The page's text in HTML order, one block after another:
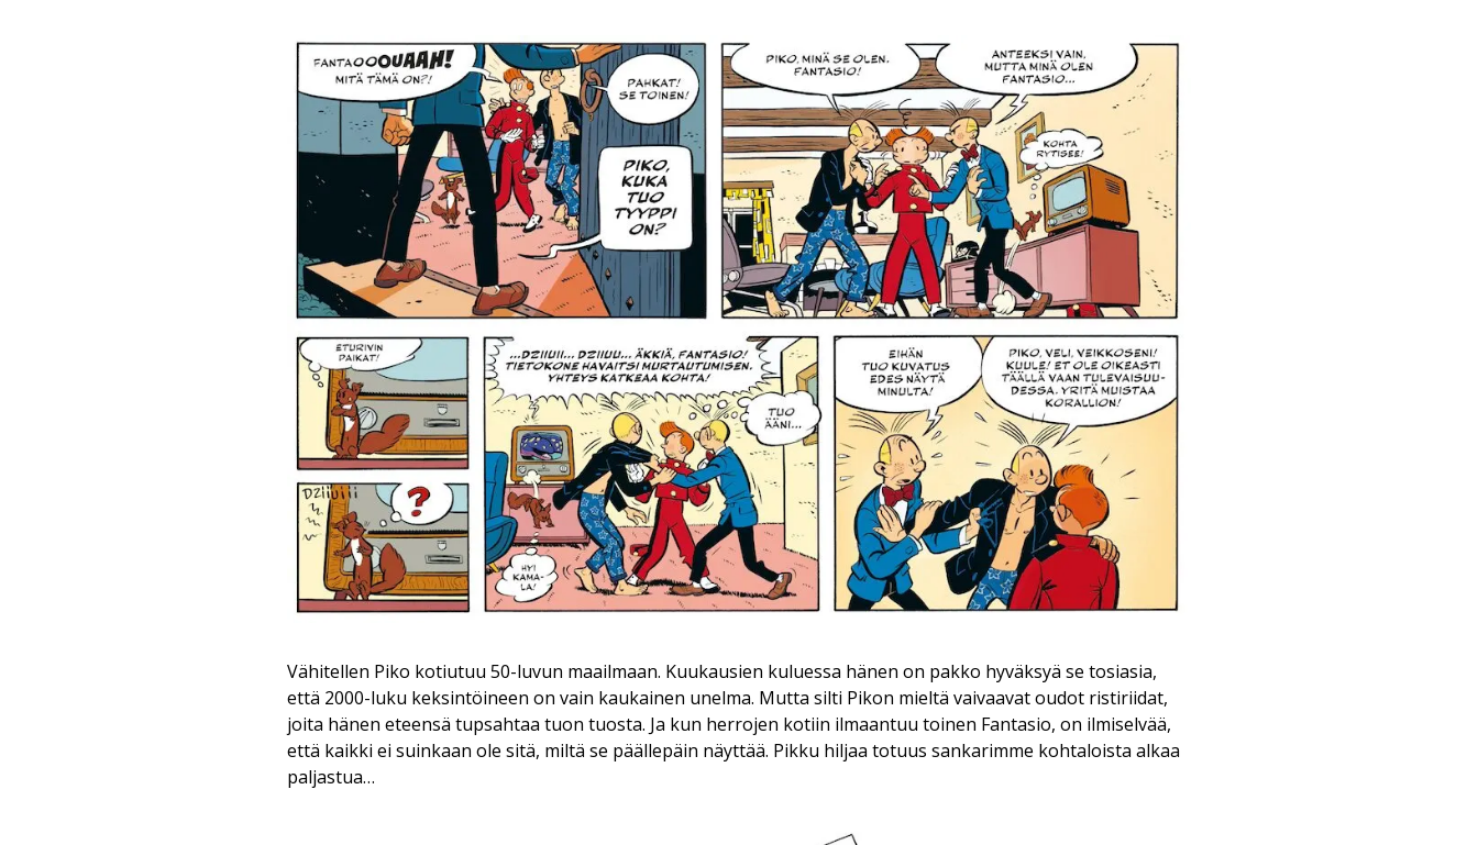
Vähitellen Piko kotiutuu 50-luvun maailmaan. Kuukausien kuluessa hänen on pakko hyväksyä se tosiasia,
että 2000-luku keksintöineen on vain kaukainen unelma. Mutta silti Pikon mieltä vaivaavat oudot ristiriidat,
joita hänen eteensä tupsahtaa tuon tuosta. Ja kun herrojen kotiin ilmaantuu toinen Fantasio, on ilmiselvää,
että kaikki ei suinkaan ole sitä, miltä se päällepäin näyttää. Pikku hiljaa totuus sankarimme kohtaloista alkaa
paljastua…